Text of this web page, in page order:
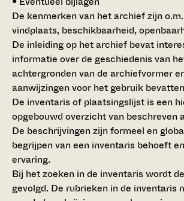
De kenmerken van het archief zijn
vindplaats, beschikbaarheid,
De inleiding op het archief bevat
informatie over de geschiedenis van
achtergronden van de archiefvormer
aanwijzingen voor het gebruik
De inventaris of plaatsingslijst is een
opgebouwd overzicht van beschreven
De beschrijvingen zijn formeel en
begrijpen van een inventaris behoeft
ervaring.
Bij het zoeken in de inventaris wordt
gevolgd. De rubrieken in de inventaris